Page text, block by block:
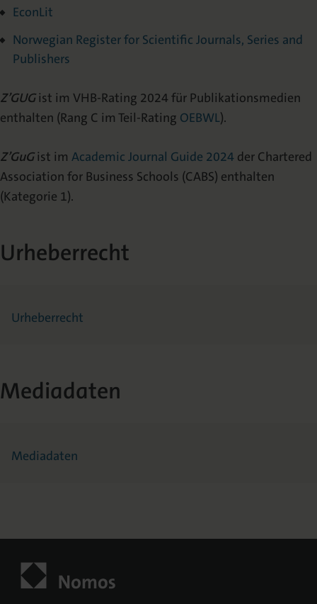
EconLit
Norwegian Register for Scientific Journals, Series and
Publishers
Z’GUGist im VHB-Rating 2024 für Publikationsmedien
enthalten (Rang C im Teil-Rating OEBWL).
Z’GuGist im Academic Journal Guide 2024 der Chartered
Association for Business Schools (CABS) enthalten
(Kategorie 1).
Urheberrecht
Urheberrecht
Mediadaten
Mediadaten